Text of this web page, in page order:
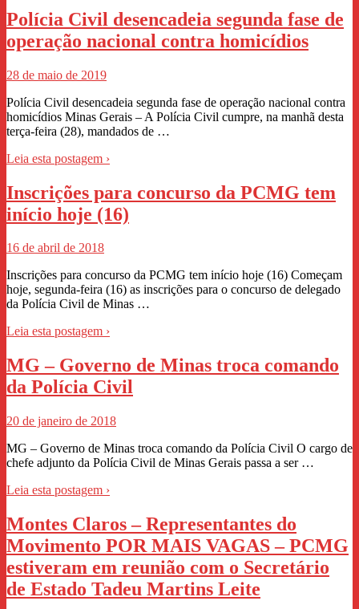
Polícia Civil desencadeia segunda fase de
operação nacional contra homicídios
28 de maio de 2019
Polícia Civil desencadeia segunda fase de operação nacional contra
homicídios Minas Gerais – A Polícia Civil cumpre, na manhã desta
terça-feira (28), mandados de …
Leia esta postagem ›
Inscrições para concurso da PCMG tem
início hoje (16)
16 de abril de 2018
Inscrições para concurso da PCMG tem início hoje (16) Começam
hoje, segunda-feira (16) as inscrições para o concurso de delegado
da Polícia Civil de Minas …
Leia esta postagem ›
MG – Governo de Minas troca comando
da Polícia Civil
20 de janeiro de 2018
MG – Governo de Minas troca comando da Polícia Civil O cargo de
chefe adjunto da Polícia Civil de Minas Gerais passa a ser …
Leia esta postagem ›
Montes Claros – Representantes do
Movimento POR MAIS VAGAS – PCMG
estiveram em reunião com o Secretário
de Estado Tadeu Martins Leite